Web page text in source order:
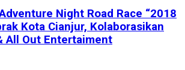
Night Road Race “2018
Kota Cianjur, Kolaborasikan
All Out Entertaiment